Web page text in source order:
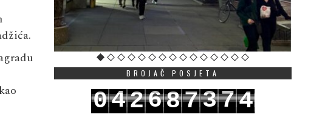
BROJAČ POSJETA
042687374